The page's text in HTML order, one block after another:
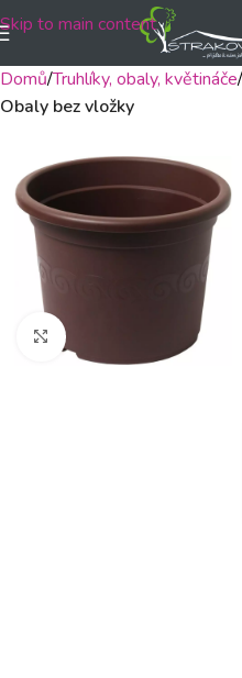
Skip to main content
Domů Truhlíky, obaly, květináče
Obaly bez vložky
Klikněte pro zvětšení